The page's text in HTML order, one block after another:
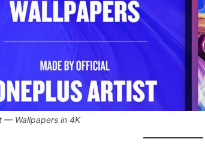
— Wallpapers in 4K